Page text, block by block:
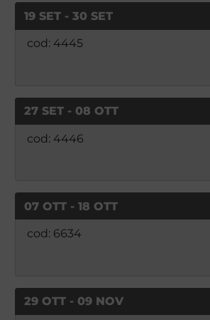
19 SET - 30 SET
cod: 4445
27 SET - 08 OTT
cod: 4446
07 OTT - 18 OTT
cod: 6634
29 OTT - 09 NOV